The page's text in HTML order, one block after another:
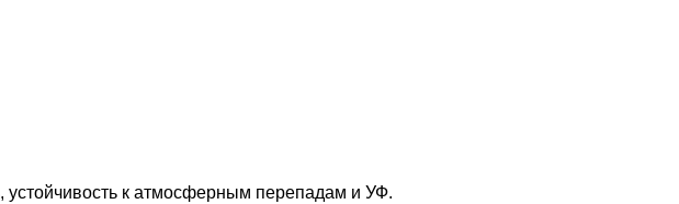
к атмосферным перепадам и УФ.